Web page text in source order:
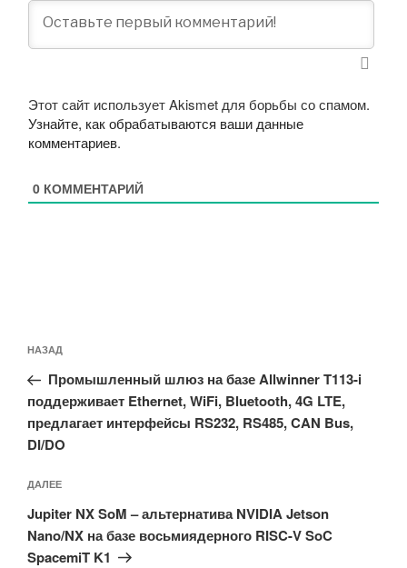
Этот сайт использует Akismet для борьбы со спамом.
Узнайте, как обрабатываются ваши данные
комментариев.
0 КОММЕНТАРИЙ
по
записям
Предыдущая
запись:
НАЗАД
Промышленный шлюз на базе Allwinner T113-i
поддерживает Ethernet, WiFi, Bluetooth, 4G LTE,
предлагает интерфейсы RS232, RS485, CAN Bus,
DI/DO
Следующая
запись
ДАЛЕЕ
Jupiter NX SoM – альтернатива NVIDIA Jetson
Nano/NX на базе восьмиядерного RISC-V SoC
SpacemiT K1